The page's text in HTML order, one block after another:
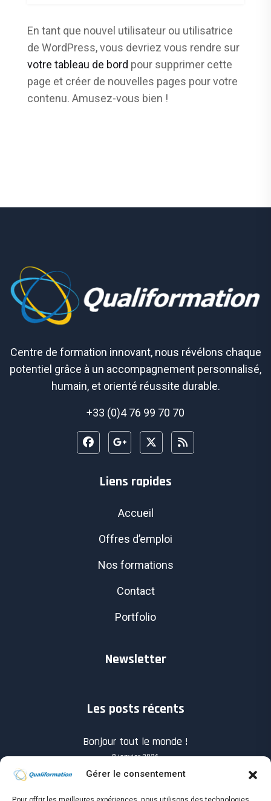
Gérer le consentement
En tant que nouvel utilisateur ou utilisatrice
de WordPress, vous devriez vous rendre sur
votre tableau de bord pour supprimer cette
page et créer de nouvelles pages pour votre
contenu. Amusez-vous bien !
Centre de formation innovant, nous révélons chaque
potentiel grâce à un accompagnement personnalisé,
humain, et orienté réussite durable.
+33 (0)4 76 99 70 70
Liens rapides
Accueil
Offres d’emploi
Nos formations
Contact
Portfolio
Newsletter
Les posts récents
Bonjour tout le monde !
8 janvier 2026